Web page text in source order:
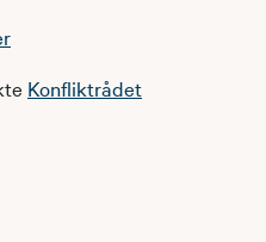
Konfliktrådet